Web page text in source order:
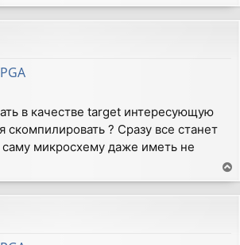
o
p
в качестве target интересующую
скомпилировать ? Сразу все станет
саму микросхему даже иметь не
o
p